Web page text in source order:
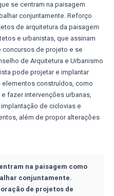
se centram na paisagem
conjuntamente. Reforço
de arquitetura da paisagem
e urbanistas, que assinam
de projeto e se
de Arquitetura e Urbanismo
pode projetar e implantar
construídos, como
fazer intervenções urbanas,
de ciclovias e
além de propor alterações
na paisagem como
conjuntamente.
de projetos de